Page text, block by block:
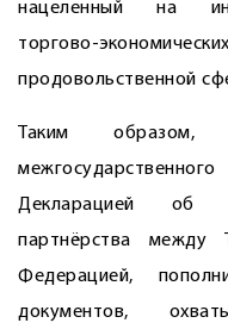
нацеленный на
торгово-
продовольственной
Таким образом,
Декларацией об
партнёрства между
Федерацией,
документов,